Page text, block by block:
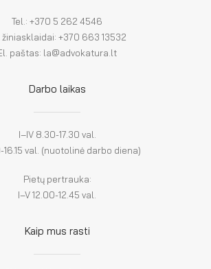
Tel.: +370 5 262 4546
žiniasklaidai: +370 663 13532
paštas: la@advokatura.lt
Darbo laikas
I–IV 8.30-17.30 val.
16.15 val. (nuotolinė darbo diena)
Pietų pertrauka:
I–V 12.00-12.45 val.
Kaip mus rasti